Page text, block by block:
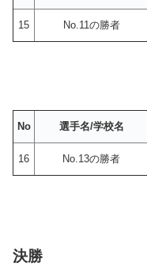
15 No.11の勝者
No 選手名/学校名
16 No.13の勝者
決勝